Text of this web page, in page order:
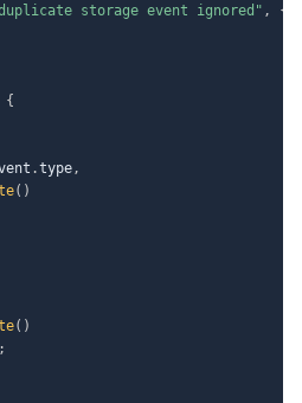
storage event ignored" , {
{
.type,
( )
( )
;